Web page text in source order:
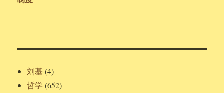
刘基 (4)
哲学 (652)